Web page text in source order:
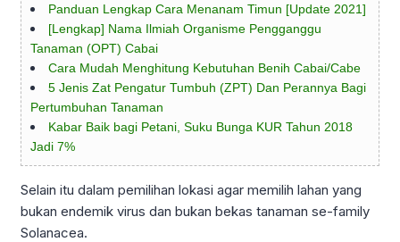
Panduan Lengkap Cara Menanam Timun [Update 2021]
[Lengkap] Nama Ilmiah Organisme Pengganggu
Tanaman (OPT) Cabai
Cara Mudah Menghitung Kebutuhan Benih Cabai/Cabe
5 Jenis Zat Pengatur Tumbuh (ZPT) Dan Perannya Bagi
Pertumbuhan Tanaman
Kabar Baik bagi Petani, Suku Bunga KUR Tahun 2018
Jadi 7%
Selain itu dalam pemilihan lokasi agar memilih lahan yang
bukan endemik virus dan bukan bekas tanaman se-family
Solanacea.